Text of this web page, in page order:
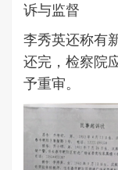
诉与监督
李秀英还称有
还完，检察院
予重审。